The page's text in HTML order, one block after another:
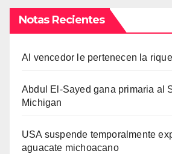
Notas Recientes
Al vencedor le pertenecen la
Abdul El-Sayed gana primaria al
Michigan
USA suspende temporalmente
aguacate michoacano